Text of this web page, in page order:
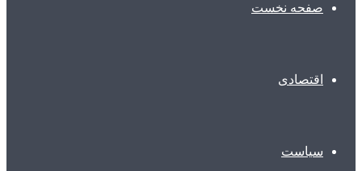
صفحه نخست
اقتصادی
سیاست